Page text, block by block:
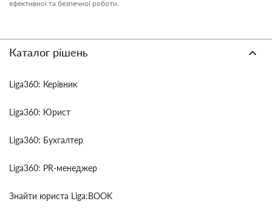
ефективної та безпечної роботи.
Каталог рішень
Liga360: Керівник
Liga360: Юрист
Liga360: Бухгалтер
Liga360: PR-менеджер
Знайти юриста Liga:BOOK